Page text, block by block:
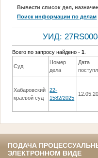
Вывести список дел,
Поиск информации по делам
УИД:
Всего по запросу найдено -1
Суд
Номер
дела
Дата
Хабаровский
краевой суд
22-
1582/2025
ПОДАЧА
ЭЛЕКТРОННОМ ВИДЕ